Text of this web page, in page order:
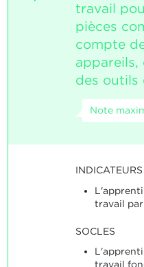
travail
pièces
compte
appareils,
des outils
Note
INDICATEURS
travail
SOCLES
travail